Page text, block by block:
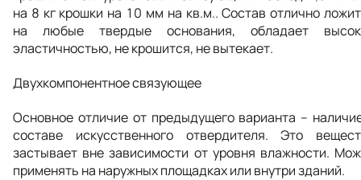
на 8 кг крошки на 10 мм на кв.м.. Состав отлично
на любые твердые основания, обладает
эластичностью, не крошится, не вытекает.
Двухкомпонентное связующее
Основное отличие от предыдущего варианта –
составе искусственного отвердителя. Это
застывает вне зависимости от уровня влажности.
применять на наружных площадках или внутри зданий.